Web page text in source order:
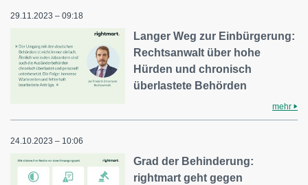
29.11.2023 – 09:18
Langer Weg zur Einbürgerung:
Rechtsanwalt über hohe
Hürden und chronisch
überlastete Behörden
mehr
24.10.2023 – 10:06
Grad der Behinderung:
rightmart geht gegen